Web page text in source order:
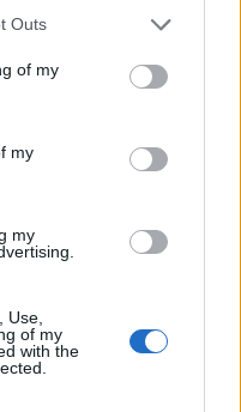
one or more Google
You may click to
its third-party tags to
in below Google
Outs
of my
my
my
Use,
of my
with the
και πολιτισμού